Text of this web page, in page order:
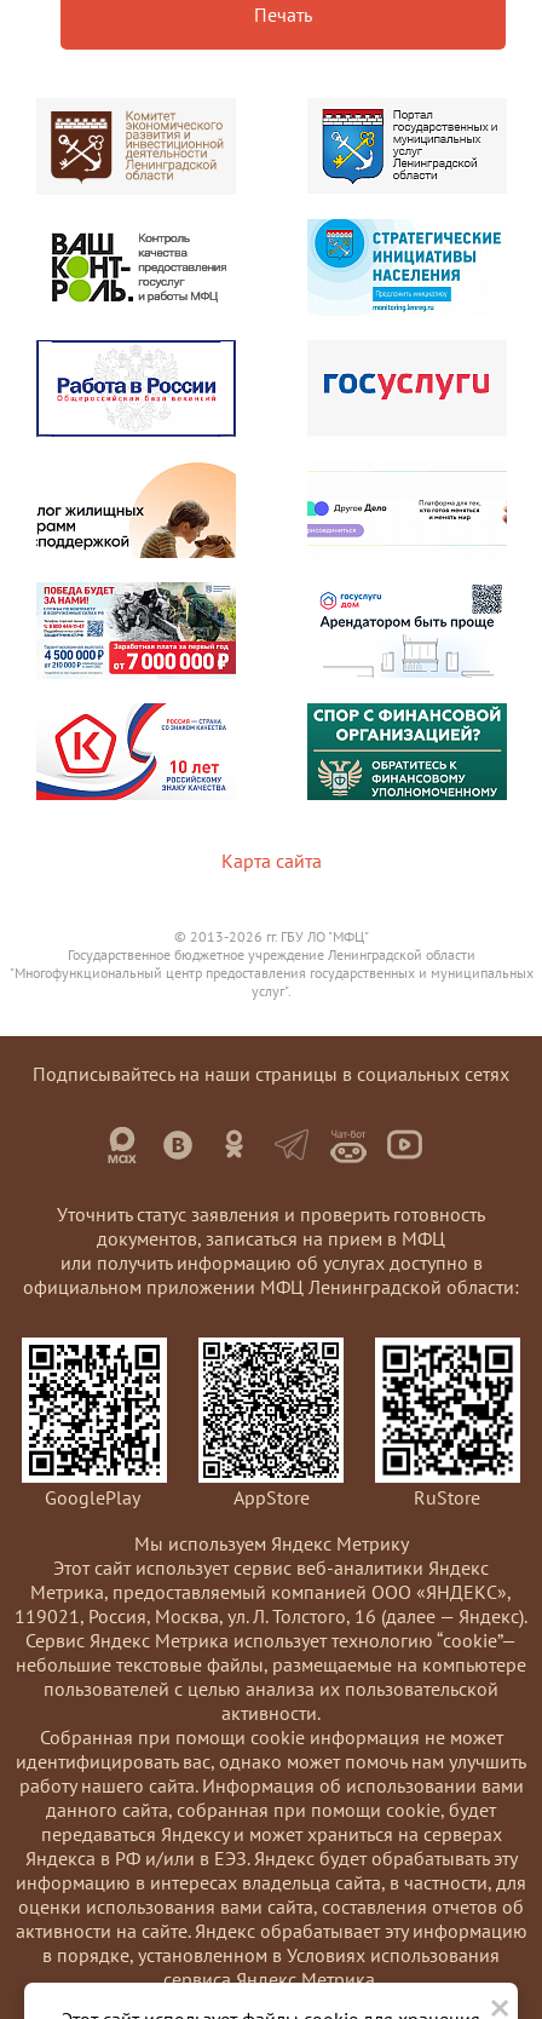
Печать
Карта сайта
© 2013-2026 гг. ГБУ ЛО "МФЦ"
Государственное бюджетное учреждение Ленинградской области
"Многофункциональный центр предоставления государственных и муниципальных
услуг".
Подписывайтесь на наши страницы в социальных сетях
Уточнить статус заявления и проверить готовность
документов, записаться на прием в МФЦ
или получить информацию об услугах доступно в
официальном приложении МФЦ Ленинградской области:
GooglePlay AppStore
RuStore
Мы используем Яндекс Метрику
Этот сайт использует сервис веб-аналитики Яндекс
Метрика, предоставляемый компанией ООО «ЯНДЕКС»,
119021, Россия, Москва, ул. Л. Толстого, 16 (далее — Яндекс).
Сервис Яндекс Метрика использует технологию “cookie”—
небольшие текстовые файлы, размещаемые на компьютере
пользователей с целью анализа их пользовательской
активности.
Coбранная при помощи cookie информация не может
идентифицировать вас, однако может помочь нам улучшить
работу нашего сайта. Информация об использовании вами
данного сайта, собранная при помощи cookie, будет
передаваться Яндексу и может храниться на серверах
Яндекса в РФ и/или в ЕЭЗ. Яндекс будет обрабатывать эту
информацию в интересах владельца сайта, в частности, для
оценки использования вами сайта, составления отчетов об
активности на сайте. Яндекс обрабатывает эту информацию
в порядке, установленном в Условиях использования
сервиса Яндекс Метрика.
Вы можете отказаться от использования cookies, выбрав